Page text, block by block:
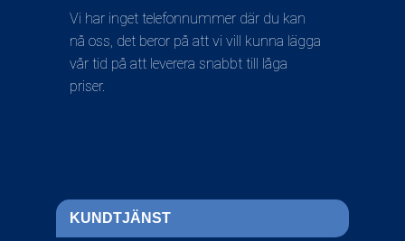
Vi har inget telefonnummer där du kan
nå oss, det beror på att vi vill kunna lägga
vår tid på att leverera snabbt till låga
priser.
KUNDTJÄNST